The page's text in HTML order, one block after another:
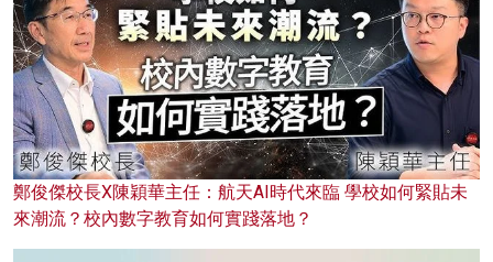
鄭俊傑校長X陳穎華主任：航天AI時代來臨 學校如何緊貼未
來潮流？校內數字教育如何實踐落地？